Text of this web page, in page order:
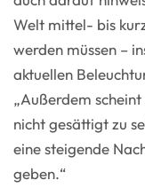
Welt mittel- bis
werden müssen –
aktuellen
„Außerdem
nicht gesättigt zu
eine steigende
geben.“